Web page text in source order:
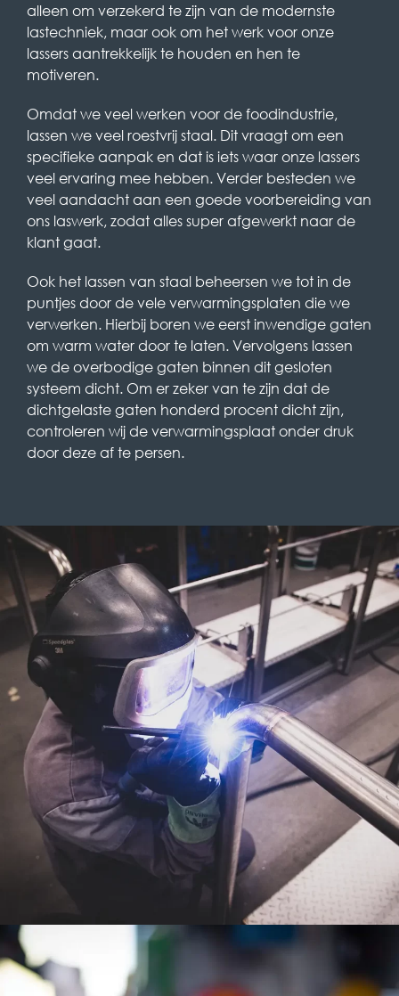
alleen om verzekerd te zijn van de modernste
lastechniek, maar ook om het werk voor onze
lassers aantrekkelijk te houden en hen te
motiveren.
Omdat we veel werken voor de foodindustrie,
lassen we veel roestvrij staal. Dit vraagt om een
specifieke aanpak en dat is iets waar onze lassers
veel ervaring mee hebben. Verder besteden we
veel aandacht aan een goede voorbereiding van
ons laswerk, zodat alles super afgewerkt naar de
klant gaat.
Ook het lassen van staal beheersen we tot in de
puntjes door de vele verwarmingsplaten die we
verwerken. Hierbij boren we eerst inwendige gaten
om warm water door te laten. Vervolgens lassen
we de overbodige gaten binnen dit gesloten
systeem dicht. Om er zeker van te zijn dat de
dichtgelaste gaten honderd procent dicht zijn,
controleren wij de verwarmingsplaat onder druk
door deze af te persen.